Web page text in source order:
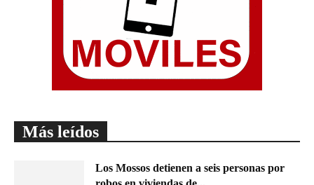
Más leídos
Los Mossos detienen a seis personas por